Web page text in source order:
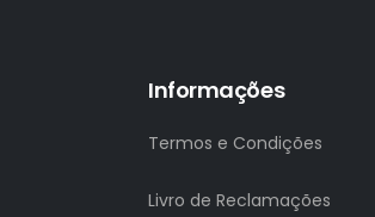
Informações
Termos e Condições
Livro de Reclamações